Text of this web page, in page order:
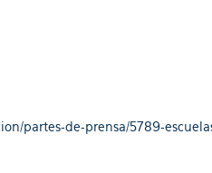
partes-de-prensa/5789-